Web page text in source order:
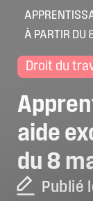
À PARTIR
Droit du
aide
du 8
Publié